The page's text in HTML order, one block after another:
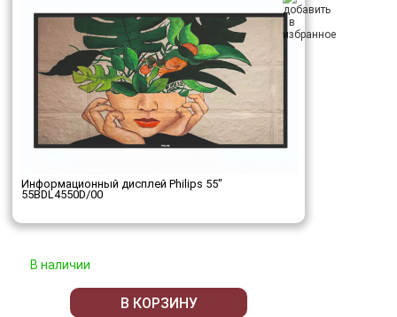
Информационный дисплей Philips 55"
55BDL4550D/00
В наличии
В КОРЗИНУ